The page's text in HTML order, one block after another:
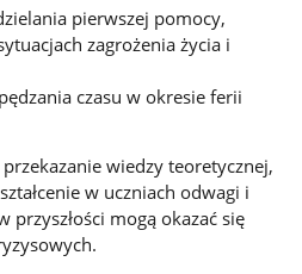
pierwszej pomocy,
zagrożenia życia i
czasu w okresie ferii
wiedzy teoretycznej,
w uczniach odwagi i
mogą okazać się